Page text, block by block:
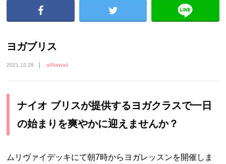
ヨガブリス
2021.10.29 allhawaii
ナイオ ブリスが提供するヨガクラスで一日
の始まりを爽やかに迎えませんか？
ムリヴァイデッキにて朝7時からヨガレッスンを開催しま